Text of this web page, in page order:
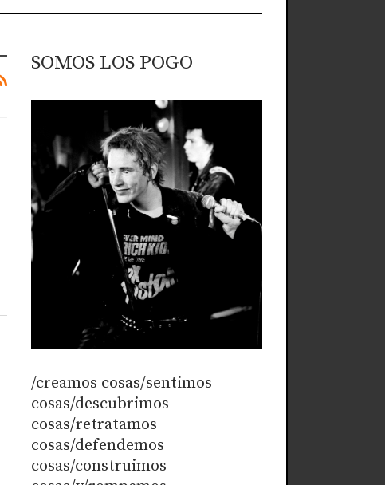
SOMOS LOS POGO
/creamos cosas/sentimos
cosas/descubrimos
cosas/retratamos
cosas/defendemos
cosas/construimos